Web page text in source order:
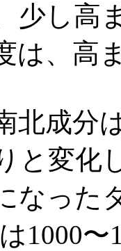
少し高
は、高
北成分
と変化
なった
1000